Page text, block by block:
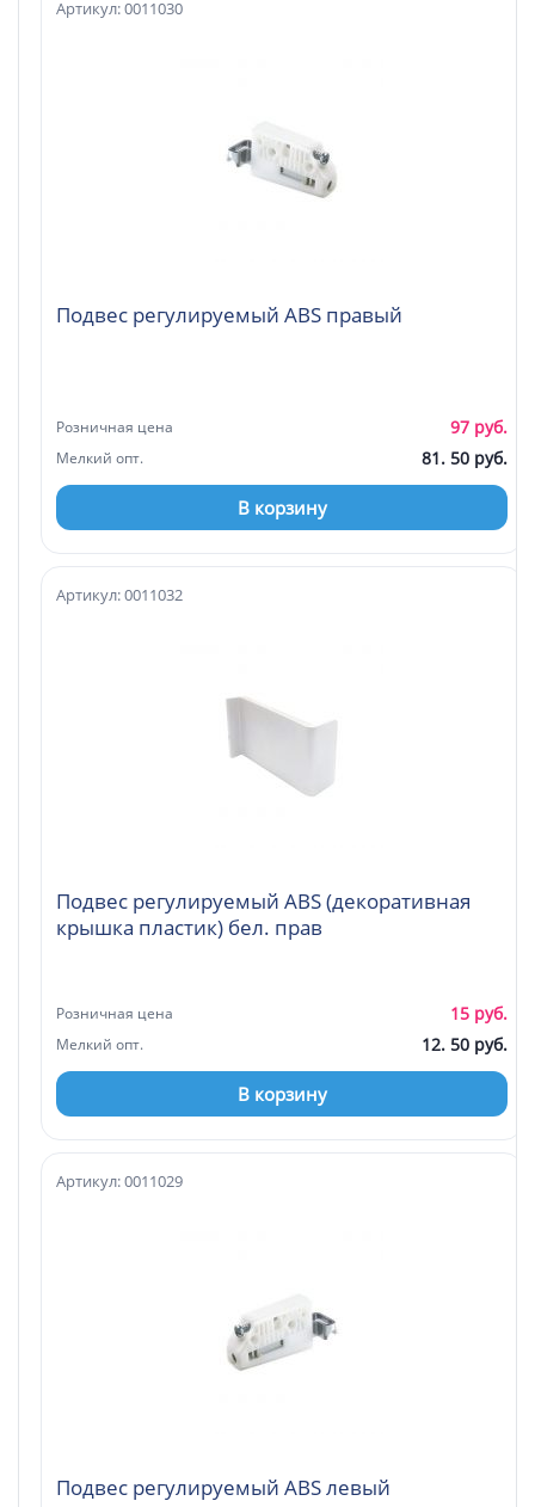
Подвес регулируемый ABS правый
Артикул: 0011030
Розничная цена 97 руб.
Мелкий опт. 81. 50 руб.
В корзину
Подвес регулируемый ABS (декоративная
крышка пластик) бел. прав
Артикул: 0011032
Розничная цена 15 руб.
Мелкий опт. 12. 50 руб.
В корзину
Подвес регулируемый ABS левый
Артикул: 0011029